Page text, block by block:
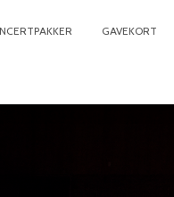
GAVEKORT